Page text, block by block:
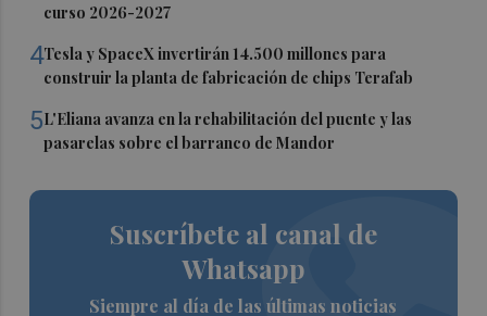
curso 2026-2027
4Tesla y SpaceX invertirán 14.500 millones para
construir la planta de fabricación de chips Terafab
5L'Eliana avanza en la rehabilitación del puente y las
pasarelas sobre el barranco de Mandor
Suscríbete al canal de
Whatsapp
Siempre al día de las últimas noticias